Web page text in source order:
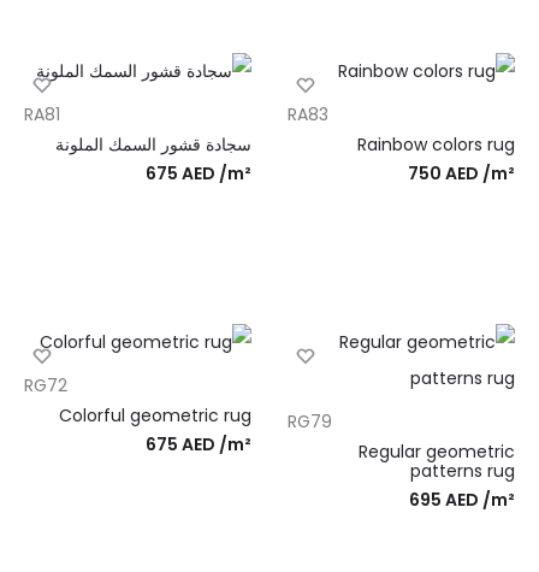
RA83
Rainbow colors rug
750 AED /m²
RA81
سجادة قشور السمك الملونة
675 AED /m²
RG79
Regular geometric
patterns rug
695 AED /m²
RG72
Colorful geometric rug
675 AED /m²